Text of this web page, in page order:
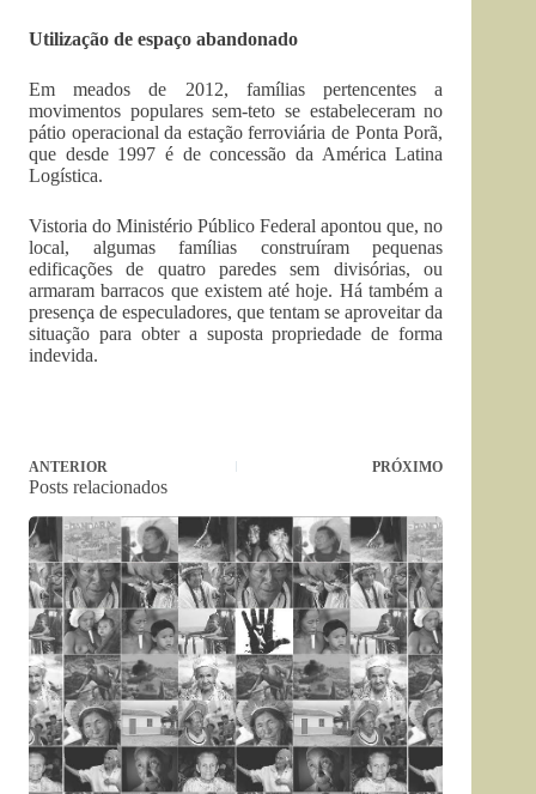
Utilização de espaço abandonado
Em meados de 2012, famílias pertencentes a
movimentos populares sem-teto se estabeleceram no
pátio operacional da estação ferroviária de Ponta Porã,
que desde 1997 é de concessão da América Latina
Logística.
Vistoria do Ministério Público Federal apontou que, no
local, algumas famílias construíram pequenas
edificações de quatro paredes sem divisórias, ou
armaram barracos que existem até hoje. Há também a
presença de especuladores, que tentam se aproveitar da
situação para obter a suposta propriedade de forma
indevida.
ANTERIOR PRÓXIMO
Posts relacionados